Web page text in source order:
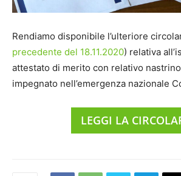
Rendiamo disponibile l’ulteriore
precedente del 18.11.2020) relativa
attestato di merito con relativo
impegnato nell’emergenza nazionale
LEGGI LA